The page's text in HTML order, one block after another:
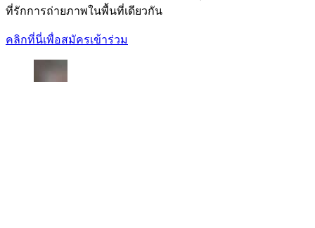
ที่รักการถ่ายภาพในพื้นที่เดียวกัน
คลิกที่นี่เพื่อสมัครเข้าร่วม